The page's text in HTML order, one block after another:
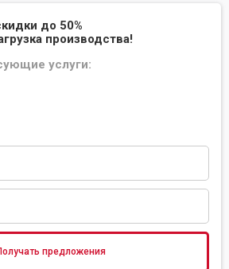
до 50%
производства!
услуги: